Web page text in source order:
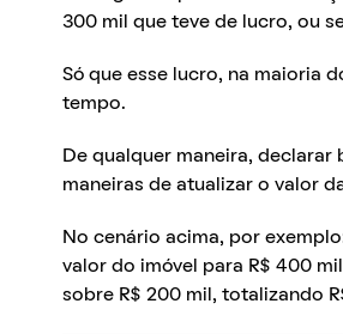
300 mil que teve de lucro, ou
Só que esse lucro, na maioria
tempo.
De qualquer maneira, declarar
maneiras de atualizar o valor
No cenário acima, por
valor do imóvel para R$ 400
sobre R$ 200 mil, totalizando